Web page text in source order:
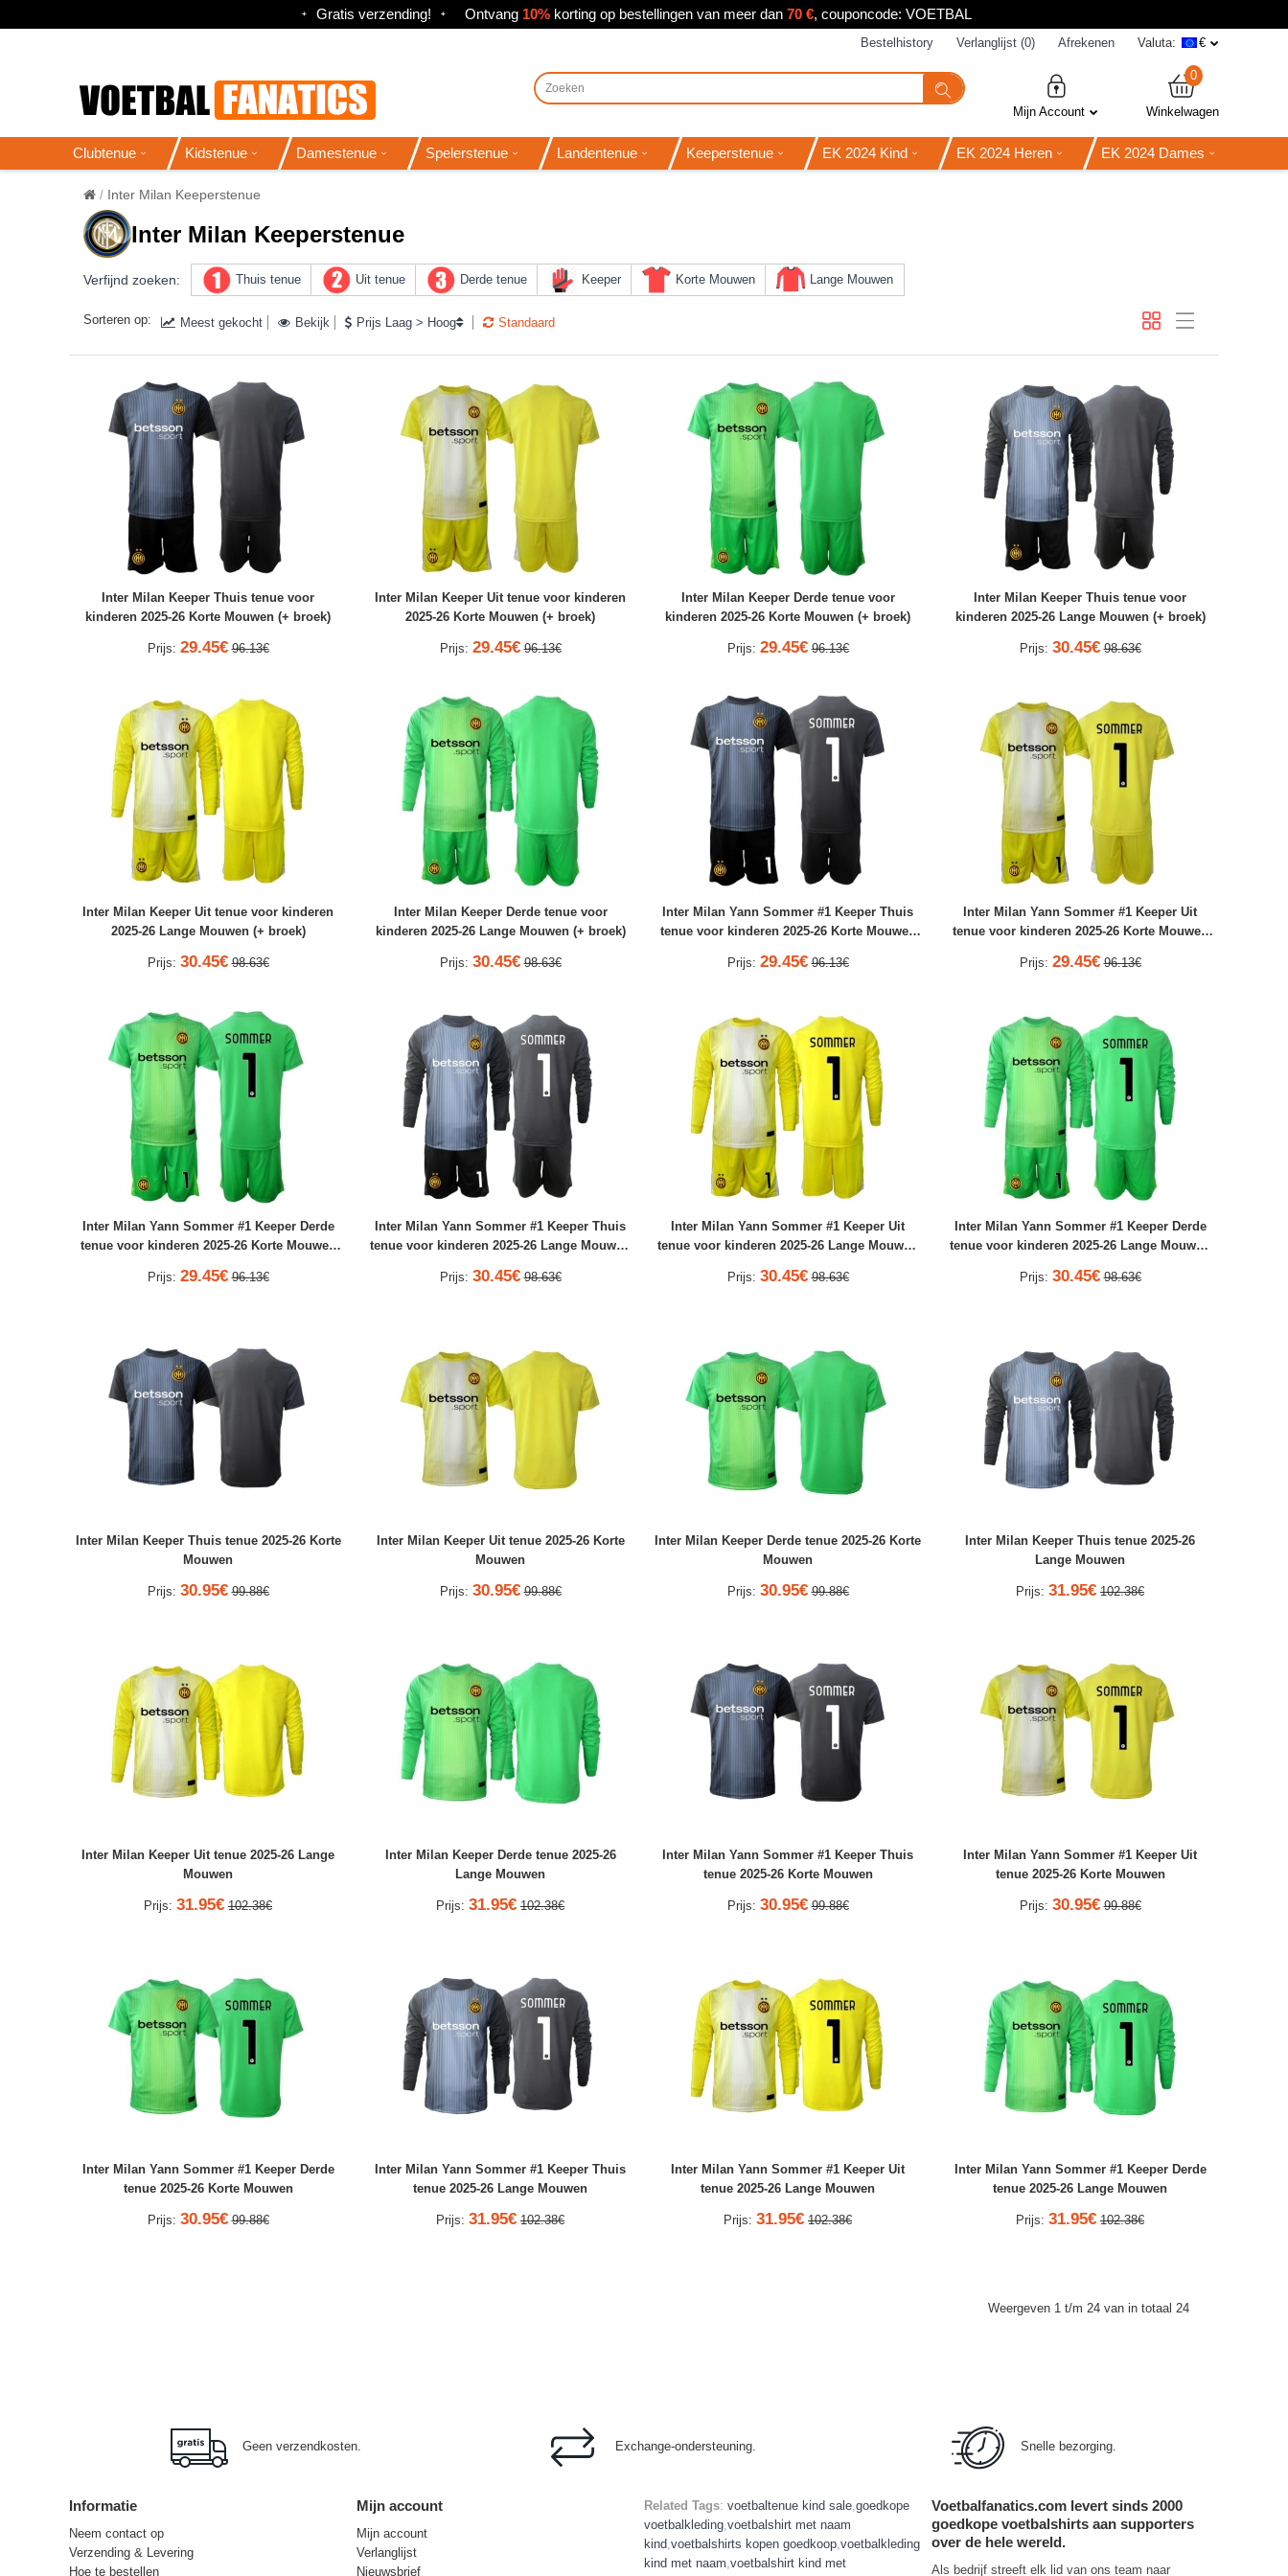
Gratis verzending! Ontvang 10% korting op bestellingen van meer dan 70 €, couponcode: VOETBAL
Bestelhistory Verlanglijst (0) Afrekenen Valuta: €
Mijn Account
0
Winkelwagen
Clubtenue Kidstenue Damestenue Spelerstenue Landentenue Keeperstenue EK 2024 Kind EK 2024 Heren EK 2024 Dames
Inter Milan Keeperstenue
Inter Milan Keeperstenue
Verfijnd zoeken: Thuis tenue Uit tenue Derde tenue Keeper Korte Mouwen Lange Mouwen
Sorteren op: Meest gekocht Bekijk Prijs Laag > Hoog Standaard
Inter Milan Keeper Thuis tenue voor
kinderen 2025-26 Korte Mouwen (+ broek)
Prijs: 29.45€ 96.13€
Inter Milan Keeper Uit tenue voor kinderen
2025-26 Korte Mouwen (+ broek)
Prijs: 29.45€ 96.13€
Inter Milan Keeper Derde tenue voor
kinderen 2025-26 Korte Mouwen (+ broek)
Prijs: 29.45€ 96.13€
Inter Milan Keeper Thuis tenue voor
kinderen 2025-26 Lange Mouwen (+ broek)
Prijs: 30.45€ 98.63€
Inter Milan Keeper Uit tenue voor kinderen
2025-26 Lange Mouwen (+ broek)
Prijs: 30.45€ 98.63€
Inter Milan Keeper Derde tenue voor
kinderen 2025-26 Lange Mouwen (+ broek)
Prijs: 30.45€ 98.63€
Inter Milan Yann Sommer #1 Keeper Thuis
tenue voor kinderen 2025-26 Korte Mouwen
Prijs: 29.45€ 96.13€
Inter Milan Yann Sommer #1 Keeper Uit
tenue voor kinderen 2025-26 Korte Mouwen
Prijs: 29.45€ 96.13€
Inter Milan Yann Sommer #1 Keeper Derde
tenue voor kinderen 2025-26 Korte Mouwen
Prijs: 29.45€ 96.13€
Inter Milan Yann Sommer #1 Keeper Thuis
tenue voor kinderen 2025-26 Lange Mouwen
Prijs: 30.45€ 98.63€
Inter Milan Yann Sommer #1 Keeper Uit
tenue voor kinderen 2025-26 Lange Mouwen
Prijs: 30.45€ 98.63€
Inter Milan Yann Sommer #1 Keeper Derde
tenue voor kinderen 2025-26 Lange Mouwen
Prijs: 30.45€ 98.63€
Inter Milan Keeper Thuis tenue 2025-26 Korte
Mouwen
Prijs: 30.95€ 99.88€
Inter Milan Keeper Uit tenue 2025-26 Korte
Mouwen
Prijs: 30.95€ 99.88€
Inter Milan Keeper Derde tenue 2025-26 Korte
Mouwen
Prijs: 30.95€ 99.88€
Inter Milan Keeper Thuis tenue 2025-26
Lange Mouwen
Prijs: 31.95€ 102.38€
Inter Milan Keeper Uit tenue 2025-26 Lange
Mouwen
Prijs: 31.95€ 102.38€
Inter Milan Keeper Derde tenue 2025-26
Lange Mouwen
Prijs: 31.95€ 102.38€
Inter Milan Yann Sommer #1 Keeper Thuis
tenue 2025-26 Korte Mouwen
Prijs: 30.95€ 99.88€
Inter Milan Yann Sommer #1 Keeper Uit
tenue 2025-26 Korte Mouwen
Prijs: 30.95€ 99.88€
Inter Milan Yann Sommer #1 Keeper Derde
tenue 2025-26 Korte Mouwen
Prijs: 30.95€ 99.88€
Inter Milan Yann Sommer #1 Keeper Thuis
tenue 2025-26 Lange Mouwen
Prijs: 31.95€ 102.38€
Inter Milan Yann Sommer #1 Keeper Uit
tenue 2025-26 Lange Mouwen
Prijs: 31.95€ 102.38€
Inter Milan Yann Sommer #1 Keeper Derde
tenue 2025-26 Lange Mouwen
Prijs: 31.95€ 102.38€
Weergeven 1 t/m 24 van in totaal 24
Geen verzendkosten. Exchange-ondersteuning. Snelle bezorging.
Informatie
Neem contact op
Verzending & Levering
Hoe te bestellen
Mijn account
Mijn account
Verlanglijst
Nieuwsbrief
Related Tags: voetbaltenue kind sale,goedkope
voetbalkleding,voetbalshirt met naam
kind,voetbalshirts kopen goedkoop,voetbalkleding
kind met naam,voetbalshirt kind met
Voetbalfanatics.com levert sinds 2000
goedkope voetbalshirts aan supporters
over de hele wereld.
Als bedrijf streeft elk lid van ons team naar